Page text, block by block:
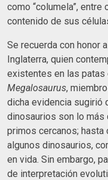
como “columela”,
contenido de sus
Se recuerda con honor
Inglaterra, quien
existentes en las
Megalosaurus,
dicha evidencia sugirió
dinosaurios son lo más
primos cercanos;
algunos dinosaurios,
en vida. Sin embargo,
de interpretación